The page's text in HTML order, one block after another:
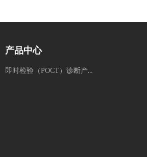
产品中心
即时检验（POCT）诊断产品